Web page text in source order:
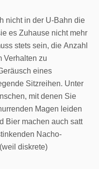
nicht in der U-Bahn die
es Zuhause nicht mehr
stets sein, die Anzahl
Verhalten zu
eines
Sitzreihen. Unter
mit denen Sie
Magen leiden
Bier machen auch satt
Nacho-
diskrete)